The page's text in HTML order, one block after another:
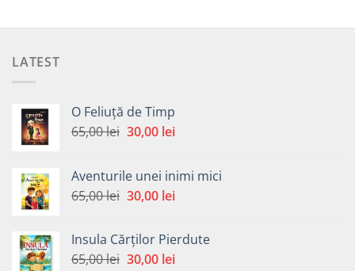
LATEST
O Feliuță de Timp
65,00lei Prețul
fost:
65,00 lei.
30,00 leiPrețul
30,00 lei.
Aventurile unei inimi mici
65,00lei Prețul
fost:
65,00 lei.
30,00 leiPrețul
30,00 lei.
Insula Cărților Pierdute
65,00lei Prețul
30,00 leiPrețul